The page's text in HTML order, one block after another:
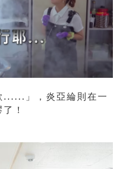
......」，炎亞綸則在一
！